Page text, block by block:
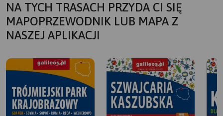
NA TYCH TRASACH PRZYDA CI SIĘ
MAPOPRZEWODNIK LUB MAPA Z
NASZEJ APLIKACJI